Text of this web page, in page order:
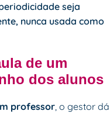
seja
nunca usada como
de um
dos alunos
professor , o gestor dá